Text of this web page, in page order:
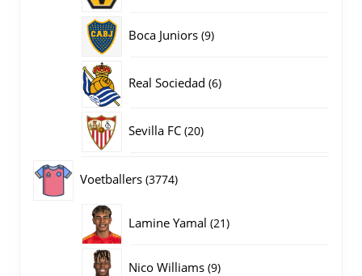
Boca Juniors 99
Real Sociedad 66
Sevilla FC 2020
Voetballers 37743774
Lamine Yamal 2121
Nico Williams 99